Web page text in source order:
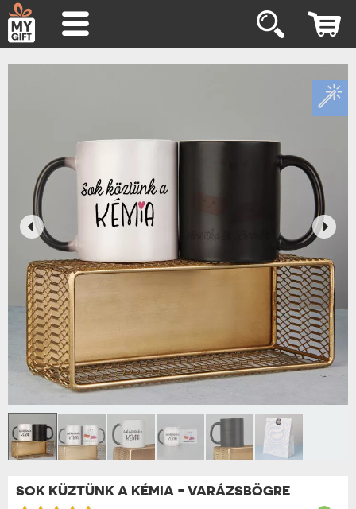
SOK KÜZTÜNK A KÉMIA - VARÁZSBÖGRE